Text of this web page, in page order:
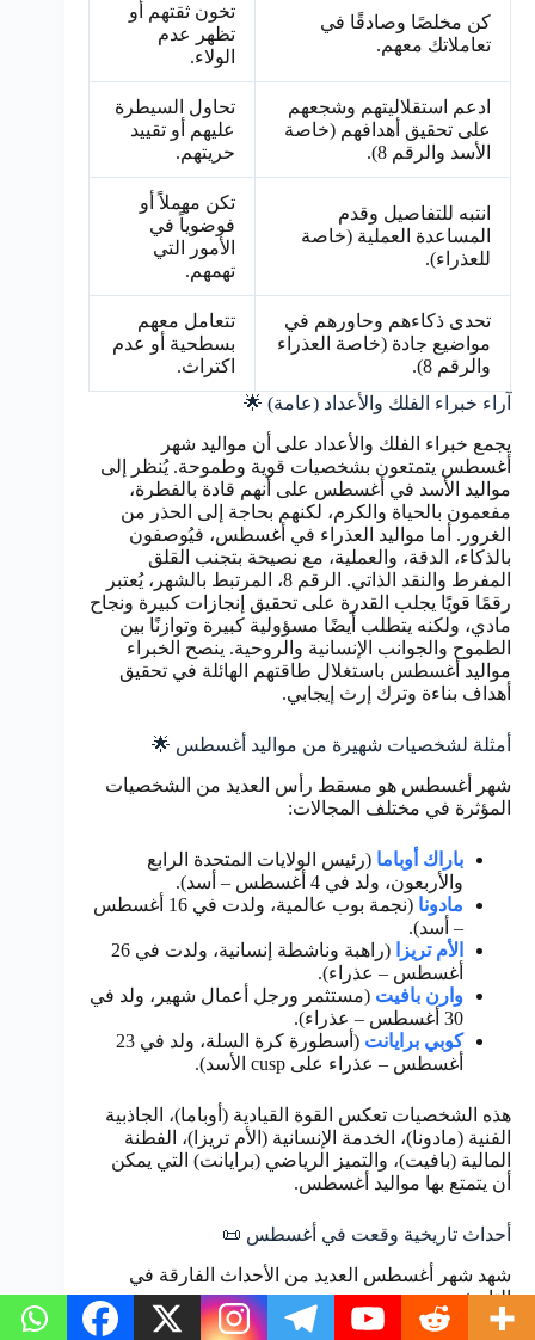
كن مخلصًا وصادقًا في
تعاملاتك معهم.
تخون ثقتهم أو
تظهر عدم
الولاء.
ادعم استقلاليتهم وشجعهم
على تحقيق أهدافهم (خاصة
الأسد والرقم 8).
تحاول السيطرة
عليهم أو تقييد
حريتهم.
انتبه للتفاصيل وقدم
المساعدة العملية (خاصة
للعذراء).
تكن مهملاً أو
فوضوياً في
الأمور التي
تهمهم.
تحدى ذكاءهم وحاورهم في
مواضيع جادة (خاصة العذراء
والرقم 8).
تتعامل معهم
بسطحية أو عدم
اكتراث.
آراء خبراء الفلك والأعداد (عامة) 🌟
يجمع خبراء الفلك والأعداد على أن مواليد شهر
أغسطس يتمتعون بشخصيات قوية وطموحة. يُنظر إلى
مواليد الأسد في أغسطس على أنهم قادة بالفطرة،
مفعمون بالحياة والكرم، لكنهم بحاجة إلى الحذر من
الغرور. أما مواليد العذراء في أغسطس، فيُوصفون
بالذكاء، الدقة، والعملية، مع نصيحة بتجنب القلق
المفرط والنقد الذاتي. الرقم 8، المرتبط بالشهر، يُعتبر
رقمًا قويًا يجلب القدرة على تحقيق إنجازات كبيرة ونجاح
مادي، ولكنه يتطلب أيضًا مسؤولية كبيرة وتوازنًا بين
الطموح والجوانب الإنسانية والروحية. ينصح الخبراء
مواليد أغسطس باستغلال طاقتهم الهائلة في تحقيق
أهداف بناءة وترك إرث إيجابي.
أمثلة لشخصيات شهيرة من مواليد أغسطس 🌟
شهر أغسطس هو مسقط رأس العديد من الشخصيات
المؤثرة في مختلف المجالات:
باراك أوباما (رئيس الولايات المتحدة الرابع
والأربعون، ولد في 4 أغسطس – أسد).
مادونا
(نجمة بوب عالمية، ولدت في 16 أغسطس
– أسد).
الأم تريزا
(راهبة وناشطة إنسانية، ولدت في 26
أغسطس – عذراء).
وارن بافيت (مستثمر ورجل أعمال شهير، ولد في
30 أغسطس – عذراء).
كوبي برايانت
(أسطورة كرة السلة، ولد في 23
أغسطس – عذراء على cusp الأسد).
هذه الشخصيات تعكس القوة القيادية (أوباما)، الجاذبية
الفنية (مادونا)، الخدمة الإنسانية (الأم تريزا)، الفطنة
المالية (بافيت)، والتميز الرياضي (برايانت) التي يمكن
أن يتمتع بها مواليد أغسطس.
أحداث تاريخية وقعت في أغسطس 📜
شهد شهر أغسطس العديد من الأحداث الفارقة في
التاريخ: